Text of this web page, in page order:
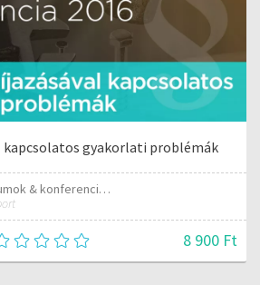
kapcsolatos gyakorlati problémák
HVG szemináriumok & konferenciák
8 900 Ft